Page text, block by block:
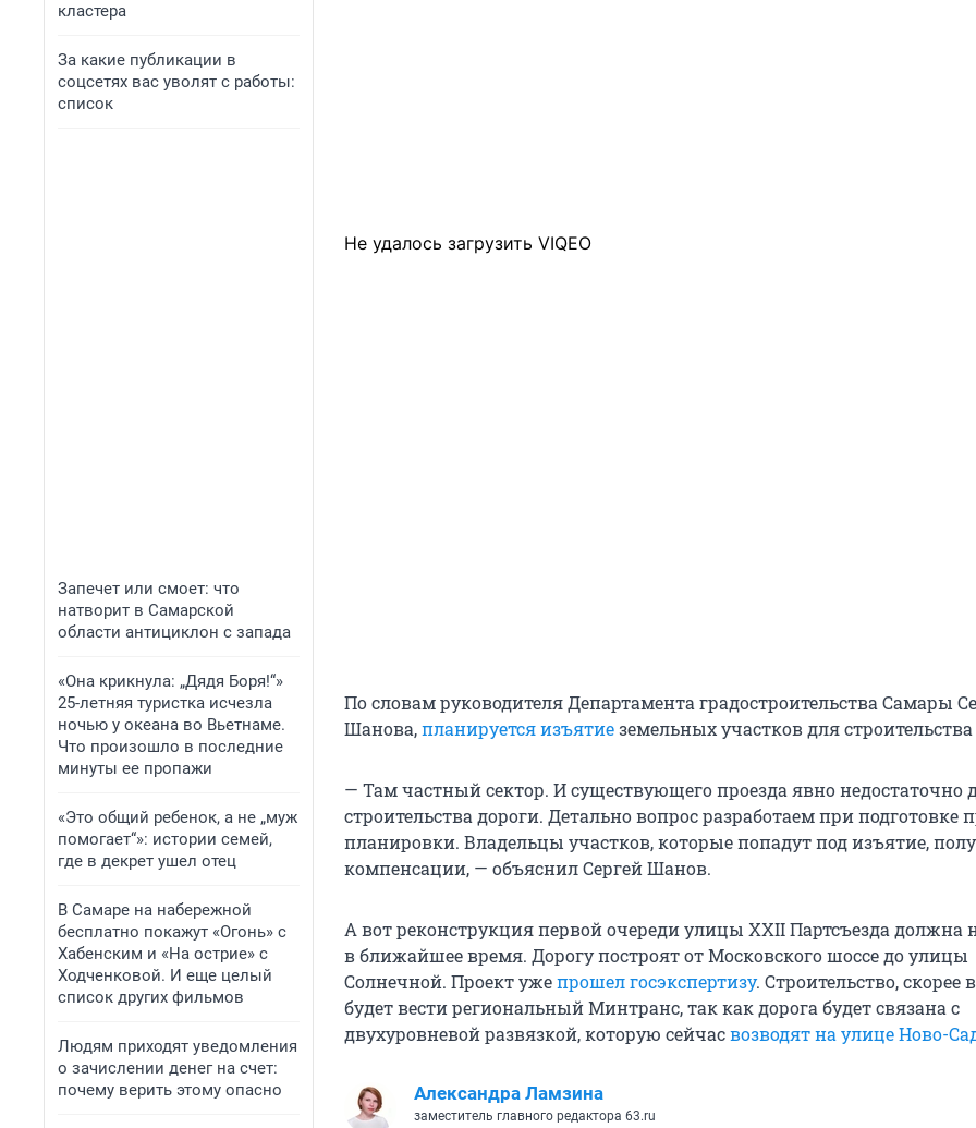
кластера
За какие публикации в
соцсетях вас уволят с работы:
список
Запечет или смоет: что
натворит в Самарской
области антициклон с запада
«Она крикнула: „Дядя Боря!“»
25-летняя туристка исчезла
ночью у океана во Вьетнаме.
Что произошло в последние
минуты ее пропажи
«Это общий ребенок, а не „муж
помогает“»: истории семей,
где в декрет ушел отец
В Самаре на набережной
бесплатно покажут «Огонь» с
Хабенским и «На острие» с
Ходченковой. И еще целый
список других фильмов
Людям приходят уведомления
о зачислении денег на счет:
почему верить этому опасно
Не удалось загрузить VIQEO
По словам руководителя Департамента градостроительства Самары
Шанова,планируется изъятиеземельных участков для
— Там частный сектор. И существующего проезда явно недостаточно
строительства дороги. Детально вопрос разработаем при подготовке
планировки. Владельцы участков, которые попадут под изъятие,
компенсации, — объяснил Сергей Шанов.
А вот реконструкция первой очереди улицы XXII Партсъезда должна
в ближайшее время. Дорогу построят от Московского шоссе до улицы
Солнечной. Проект ужепрошел госэкспертизу. Строительство, скорее
будет вести региональный Минтранс, так как дорога будет связана с
двухуровневой развязкой, которую сейчасвозводят на улице Ново-
Александра Ламзина
заместитель главного редактора 63.ru